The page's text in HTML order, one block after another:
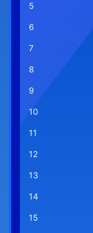
5
6
7
8
9
10
11
12
13
14
15